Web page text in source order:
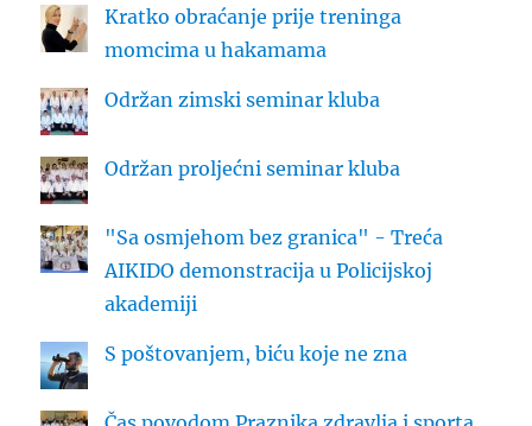
Kratko obraćanje prije treninga
momcima u hakamama
Održan zimski seminar kluba
Održan proljećni seminar kluba
"Sa osmjehom bez granica" - Treća
AIKIDO demonstracija u Policijskoj
akademiji
S poštovanjem, biću koje ne zna